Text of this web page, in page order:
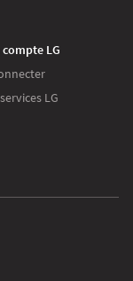
compte LG
LG
à vous proposer